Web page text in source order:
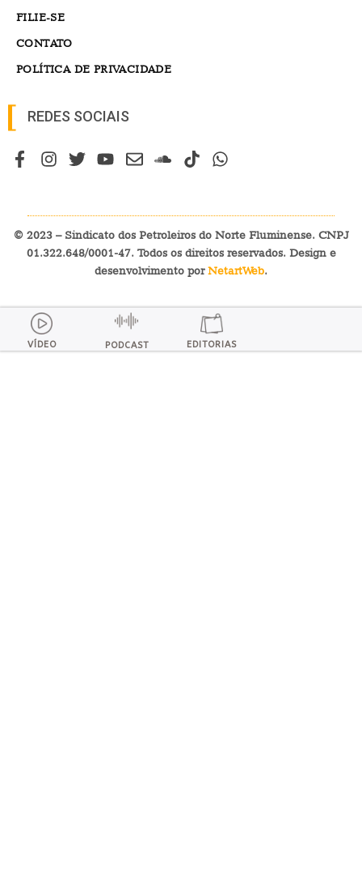
FILIE-SE
CONTATO
POLÍTICA DE PRIVACIDADE
REDES SOCIAIS
© 2023 – Sindicato dos Petroleiros do Norte Fluminense. CNPJ
01.322.648/0001-47. Todos os direitos reservados. Design e
desenvolvimento porNetartWeb.
VÍDEO PODCAST EDITORIAS